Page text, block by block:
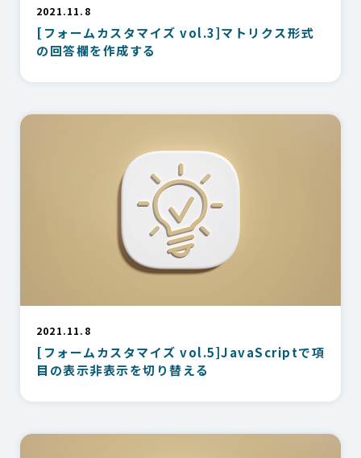
2021.11.8
[フォームカスタマイズ vol.3]マトリクス形式
の回答欄を作成する
2021.11.8
[フォームカスタマイズ vol.5]JavaScriptで項
目の表示非表示を切り替える